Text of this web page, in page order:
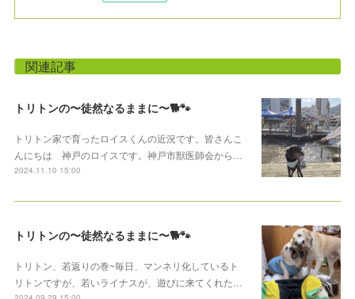
関連記事
トリトンの〜徒然なるままに〜🐕🐾
トリトン家で育ったロイスくんの近況です。皆さんこ
んにちは 神戸のロイスです。神戸市獣医師会から…
2024.11.10 15:00
トリトンの〜徒然なるままに〜🐕🐾
トリトン、若返りの巻~毎日、マンネリ化しているト
リトンですが、若いライナスが、遊びに来てくれた…